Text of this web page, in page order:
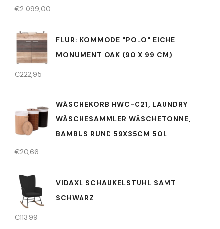
€2 099,00
FLUR: KOMMODE "POLO" EICHE
MONUMENT OAK (90 X 99 CM)
€222,95
WÄSCHEKORB HWC-C21, LAUNDRY
WÄSCHESAMMLER WÄSCHETONNE,
BAMBUS RUND 59X35CM 50L
€20,66
VIDAXL SCHAUKELSTUHL SAMT
SCHWARZ
€113,99